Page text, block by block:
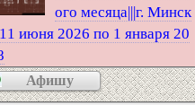
ого месяца|||г. Минск
июня 2026 по 1 января 20
Афишу